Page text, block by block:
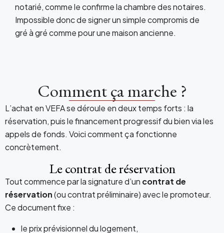
notarié, comme le confirme la chambre des notaires.
Impossible donc de signer un simple compromis de
gré à gré comme pour une maison ancienne.
Comment ça marche ?
L’achat en VEFA se déroule en deux temps forts : la
réservation, puis le financement progressif du bien via les
appels de fonds. Voici comment ça fonctionne
concrètement.
Le contrat de réservation
Tout commence par la signature d’un contrat de
réservation(ou contrat préliminaire) avec le promoteur.
Ce document fixe :
le prix prévisionnel du logement,